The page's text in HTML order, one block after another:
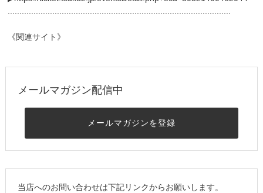
...............................................................................................
《関連サイト》
メールマガジン配信中
メールマガジンを登録
当店へのお問い合わせは下記リンクからお願いします。